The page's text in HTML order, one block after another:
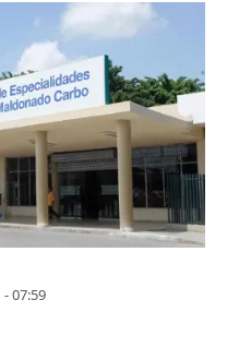
07:59